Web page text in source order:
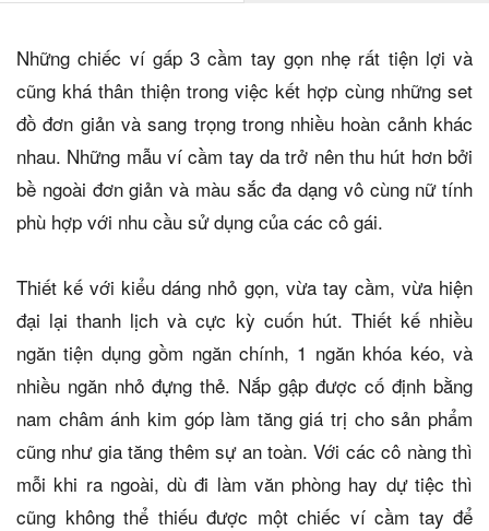
Những chiếc ví gấp 3 cầm tay gọn nhẹ rất tiện lợi và
cũng khá thân thiện trong việc kết hợp cùng những set
đồ đơn giản và sang trọng trong nhiều hoàn cảnh khác
nhau. Những mẫu ví cầm tay da trở nên thu hút hơn bởi
bề ngoài đơn giản và màu sắc đa dạng vô cùng nữ tính
phù hợp với nhu cầu sử dụng của các cô gái.
Thiết kế với kiểu dáng nhỏ gọn, vừa tay cầm, vừa hiện
đại lại thanh lịch và cực kỳ cuốn hút. Thiết kế nhiều
ngăn tiện dụng gồm ngăn chính, 1 ngăn khóa kéo, và
nhiều ngăn nhỏ đựng thẻ. Nắp gập được cố định bằng
nam châm ánh kim góp làm tăng giá trị cho sản phẩm
cũng như gia tăng thêm sự an toàn. Với các cô nàng thì
mỗi khi ra ngoài, dù đi làm văn phòng hay dự tiệc thì
cũng không thể thiếu được một chiếc ví cầm tay để